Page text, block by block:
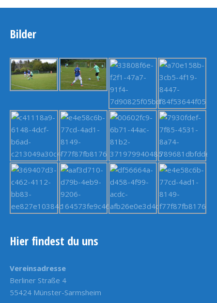
Bilder
Hier findest du uns
Vereinsadresse
Berliner Straße 4
55424 Münster-Sarmsheim